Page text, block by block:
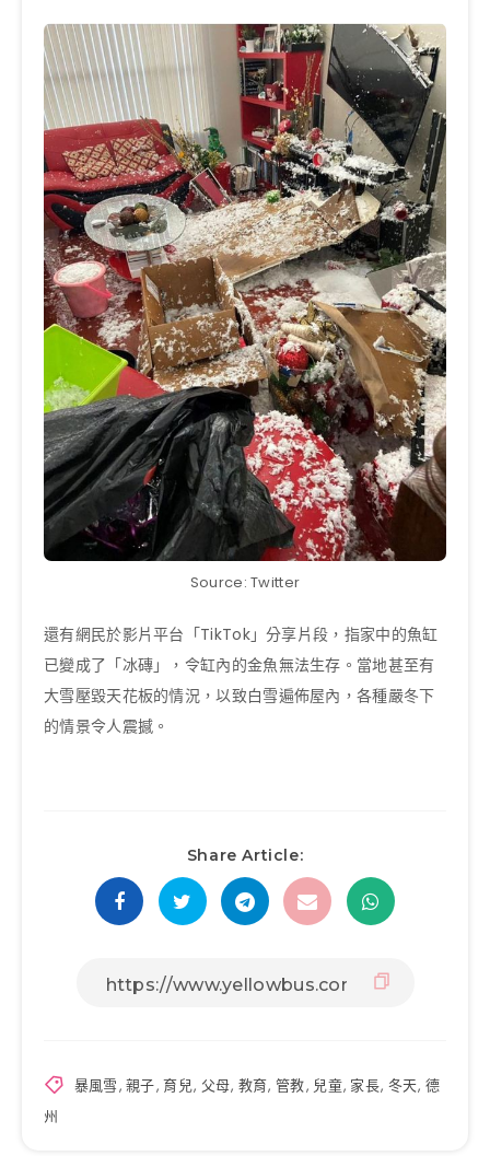
Source: Twitter
還有網民於影片平台「TikTok」分享片段，指家中的魚缸
已變成了「冰磚」，令缸內的金魚無法生存。當地甚至有
大雪壓毀天花板的情況，以致白雪遍佈屋內，各種嚴冬下
的情景令人震撼。
Share Article:
暴風雪,親子,育兒, 父母, 教育,管教, 兒童, 家長, 冬天, 德
州